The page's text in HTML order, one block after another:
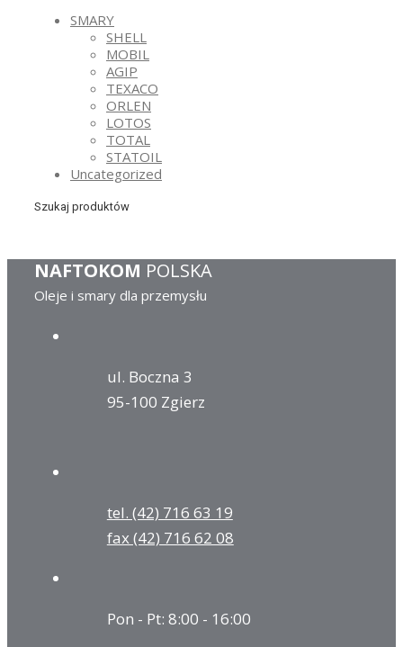
SMARY
SHELL
MOBIL
AGIP
TEXACO
ORLEN
LOTOS
TOTAL
STATOIL
Uncategorized
Szukaj produktów
NAFTOKOM POLSKA
Oleje i smary dla przemysłu
ul. Boczna 3
95-100 Zgierz
tel. (42) 716 63 19
fax (42) 716 62 08
Pon - Pt: 8:00 - 16:00